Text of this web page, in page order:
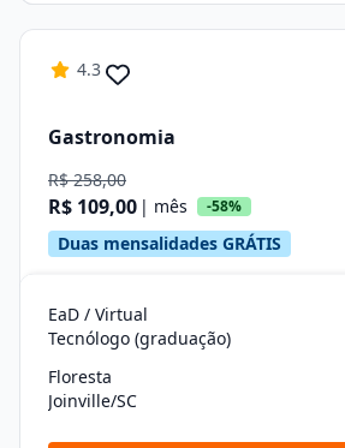
4.3
Gastronomia
R$ 258,00
R$ 109,00 | mês -58%
Duas mensalidades GRÁTIS
EaD / Virtual
Tecnólogo (graduação)
Floresta
Joinville/SC